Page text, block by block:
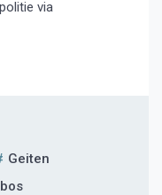
via
Geiten